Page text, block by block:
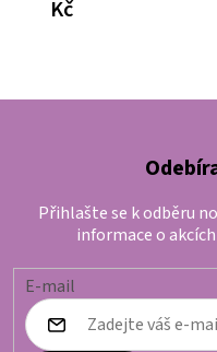
Kč
Přihlašte se k odběru
informace o
E-mail